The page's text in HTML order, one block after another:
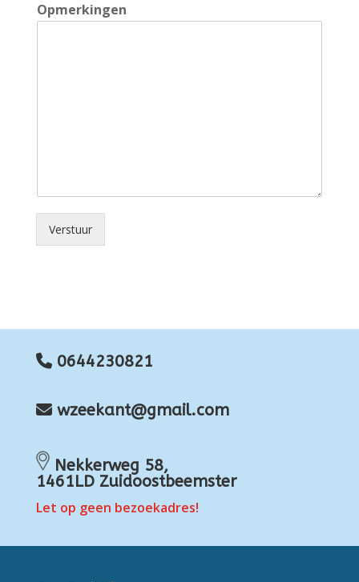
Opmerkingen
Verstuur
0644230821
wzeekant@gmail.com
Nekkerweg 58,
1461LD Zuidoostbeemster
Let op geen bezoekadres!